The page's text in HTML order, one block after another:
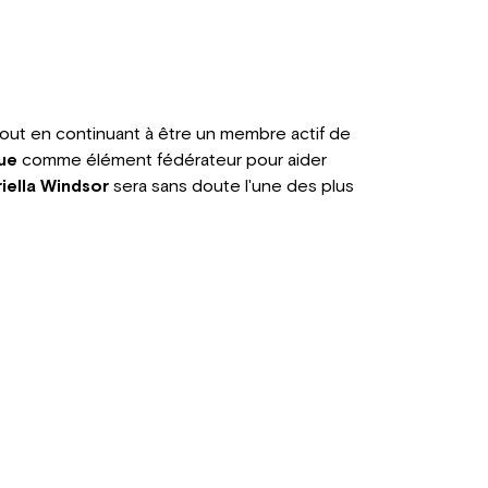
en continuant à être un membre actif de
comme élément fédérateur pour aider
Windsorsera sans doute l'une des plus